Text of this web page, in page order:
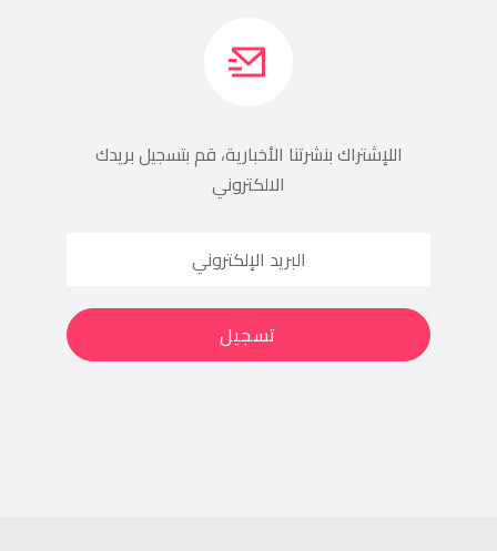
اللإشتراك بنشرتنا الأخبارية، قم بتسجيل بريدك
الالكتروني